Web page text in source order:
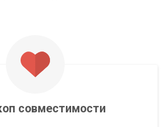
совместимости